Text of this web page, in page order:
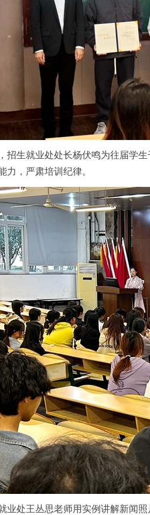
招生就业处处长杨伏鸣为往届学
力，严肃培训纪律。
业处王丛思老师用实例讲解新闻